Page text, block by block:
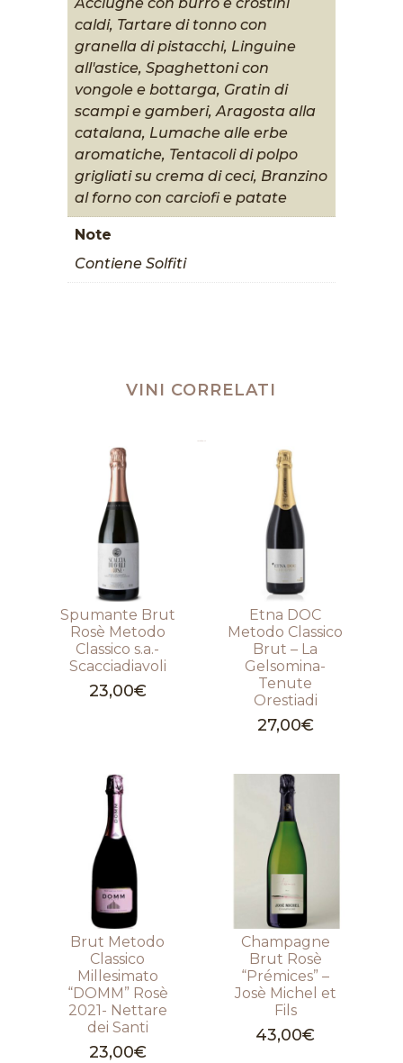
caldi, Tartare di tonno con
granella di pistacchi, Linguine
all'astice, Spaghettoni con
vongole e bottarga, Gratin di
scampi e gamberi, Aragosta alla
catalana, Lumache alle erbe
aromatiche, Tentacoli di polpo
grigliati su crema di ceci, Branzino
al forno con carciofi e patate
Note
Contiene Solfiti
VINI CORRELATI
Spumante Brut
Rosè Metodo
Classico s.a.-
Scacciadiavoli
23,00€
Etna DOC
Metodo Classico
Brut – La
Gelsomina-
Tenute
Orestiadi
27,00€
Brut Metodo
Classico
Millesimato
“DOMM” Rosè
2021- Nettare
dei Santi
23,00€
Champagne
Brut Rosè
“Prémices” –
Josè Michel et
Fils
43,00€